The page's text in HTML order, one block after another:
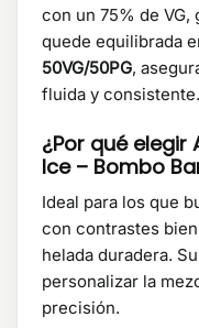
con un 75% de VG,
quede equilibrada
50VG/50PG,
fluida y consistente.
¿Por qué elegir
Ice – Bombo
Ideal para los que
con contrastes
helada duradera.
personalizar la
precisión.